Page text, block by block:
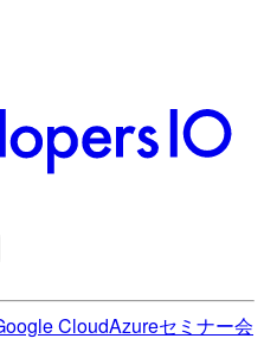
CloudAzureセミナー会